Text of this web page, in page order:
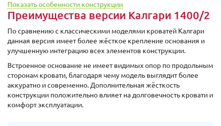
Показать особенности конструкции
Преимущества версии Калгари 1400/2
По сравнению с классическими моделями кроватей Калгари
данная версия имеет более жёсткое крепление основания и
улучшенную интеграцию всех элементов конструкции.
Встроенное основание не имеет видимых опор по продольным
сторонам кровати, благодаря чему модель выглядит более
аккуратно и современно. Дополнительная жёсткость
конструкции положительно влияет на долговечность кровати и
комфорт эксплуатации.